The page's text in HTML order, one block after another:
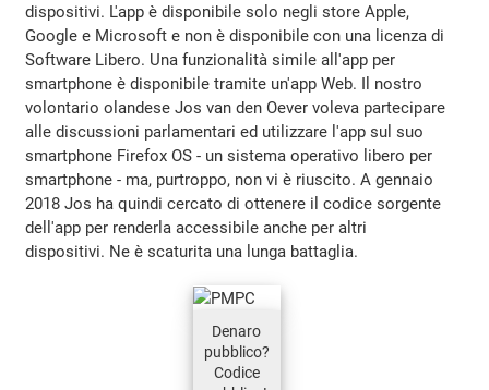
dispositivi. L'app è disponibile solo negli store Apple,
Google e Microsoft e non è disponibile con una licenza di
Software Libero. Una funzionalità simile all'app per
smartphone è disponibile tramite un'app Web. Il nostro
volontario olandese Jos van den Oever voleva partecipare
alle discussioni parlamentari ed utilizzare l'app sul suo
smartphone Firefox OS - un sistema operativo libero per
smartphone - ma, purtroppo, non vi è riuscito. A gennaio
2018 Jos ha quindi cercato di ottenere il codice sorgente
dell'app per renderla accessibile anche per altri
dispositivi. Ne è scaturita una lunga battaglia.
Denaro
pubblico?
Codice